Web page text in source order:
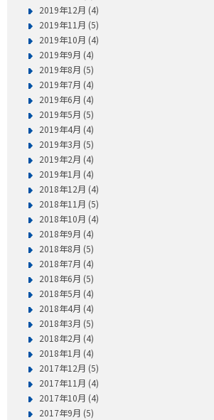
2019年12月 (4)
2019年11月 (5)
2019年10月 (4)
2019年9月 (4)
2019年8月 (5)
2019年7月 (4)
2019年6月 (4)
2019年5月 (5)
2019年4月 (4)
2019年3月 (5)
2019年2月 (4)
2019年1月 (4)
2018年12月 (4)
2018年11月 (5)
2018年10月 (4)
2018年9月 (4)
2018年8月 (5)
2018年7月 (4)
2018年6月 (5)
2018年5月 (4)
2018年4月 (4)
2018年3月 (5)
2018年2月 (4)
2018年1月 (4)
2017年12月 (5)
2017年11月 (4)
2017年10月 (4)
2017年9月 (5)